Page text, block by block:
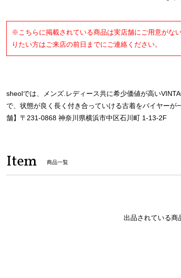
※こちらに掲載されている商品は実店舗にご用意がな
りたい方はご来店の前日までにご連絡ください。
sheolでは、メンズ.レディース共に希少価値が高い
で、状態が良く長く付き合っていける古着をバイヤー
舗】〒231-0868 神奈川県横浜市中区石川町 1-13-2F
Item 商品一覧
出品されている商